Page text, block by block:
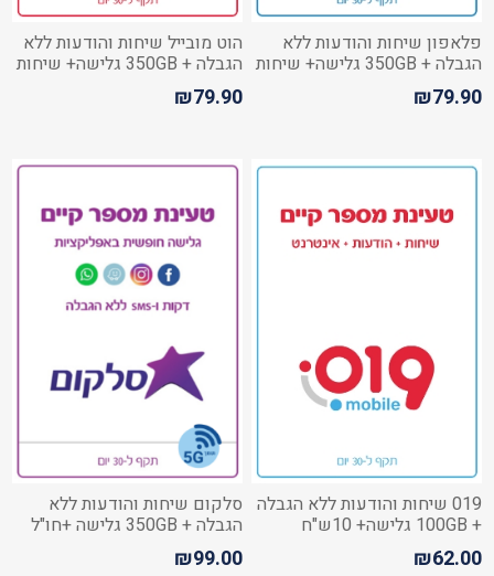
פלאפון שיחות והודעות ללא
הגבלה + 350GB גלישה+ שיחות
מישראל לחו"ל
₪79.90
הוט מובייל שיחות והודעות ללא
הגבלה + 350GB גלישה+ שיחות
לחו"ל
₪79.90
019 שיחות והודעות ללא הגבלה
+ 100GB גלישה+ 10ש"ח
לשיחות מישראל לחו"ל
₪62.00
סלקום שיחות והודעות ללא
הגבלה + 350GB גלישה +חו"ל
₪99.00